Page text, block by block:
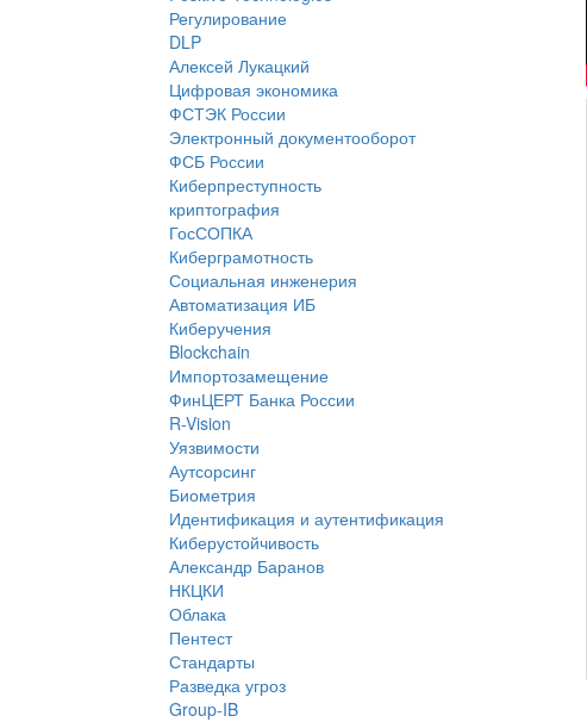
Регулирование
DLP
Алексей Лукацкий
Цифровая экономика
ФСТЭК России
Электронный документооборот
ФСБ России
Киберпреступность
криптография
ГосСОПКА
Киберграмотность
Социальная инженерия
Автоматизация ИБ
Киберучения
Blockchain
Импортозамещение
ФинЦЕРТ Банка России
R-Vision
Уязвимости
Аутсорсинг
Биометрия
Идентификация и аутентификация
Киберустойчивость
Александр Баранов
НКЦКИ
Облака
Пентест
Стандарты
Разведка угроз
Group-IB